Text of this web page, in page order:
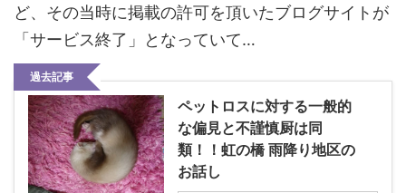
ど、その当時に掲載の許可を頂いたブログサイトが
「サービス終了」となっていて…
過去記事
ペットロスに対する一般的
な偏見と不謹慎厨は同
類！！虹の橋 雨降り地区の
お話し